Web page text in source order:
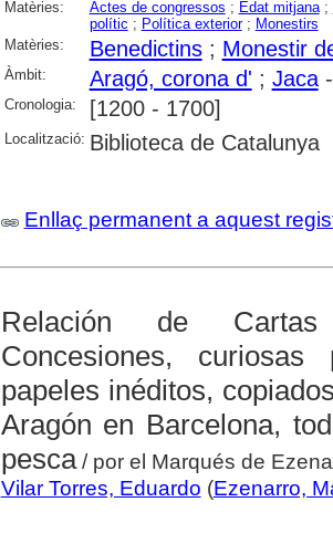
Matèries: Actes de congressos ; Edat mitjana;
polític ; Política exterior; Monestirs
Matèries:
Benedictins; Monestir
Àmbit: Aragó, corona d' ; Jaca-
Cronologia: [1200 - 1700]
Localització: Biblioteca de Catalunya
Enllaç permanent a aquest
Relación de Cartas
Concesiones,
papeles inéditos,
Aragón en Barcelona,
pesca/ por el Marqués de
Vilar Torres, Eduardo (Ezenarro,